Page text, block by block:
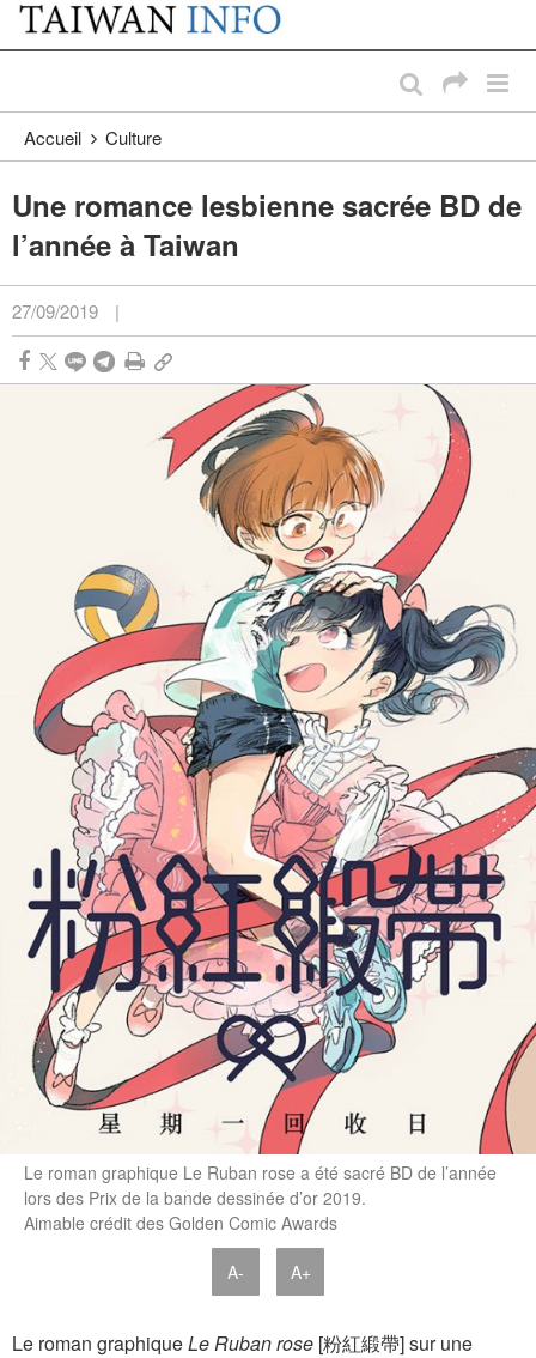
Passer au contenu principal
:::
Accueil Culture
Une romance lesbienne sacrée BD de
l’année à Taiwan
27/09/2019 |
Le roman graphique Le Ruban rose a été sacré BD de l’année
lors des Prix de la bande dessinée d’or 2019.
Aimable crédit des Golden Comic Awards
A- A+
Le roman graphiqueLe Ruban rose [粉紅緞帶] sur une